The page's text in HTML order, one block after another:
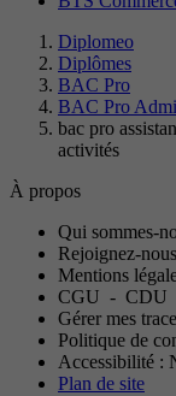
Diplomeo
Diplômes
BAC Pro
BAC Pro
bac pro
activités
À propos
Qui sommes-
Rejoignez-nous
Mentions
CGU - CDU
Gérer mes
Politique de
Accessibilité :
Plan de site